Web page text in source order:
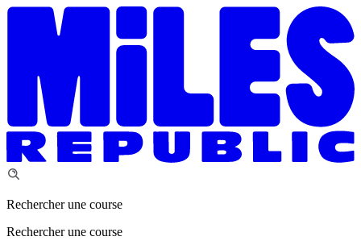
Rechercher une course
Rechercher une course